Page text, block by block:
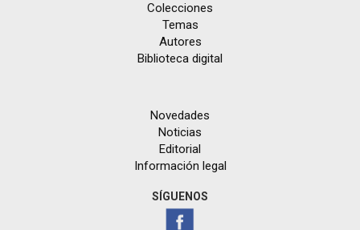
Colecciones
Temas
Autores
Biblioteca digital
Novedades
Noticias
Editorial
Información legal
SÍGUENOS